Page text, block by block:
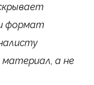
формат
а не